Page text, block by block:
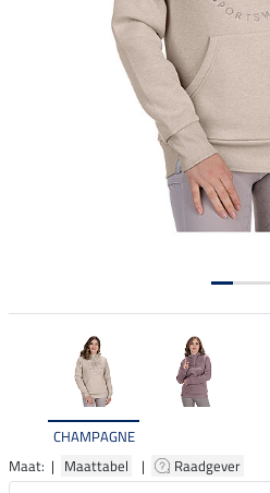
CHAMPAGNE
Maat: | Maattabel | Raadgever